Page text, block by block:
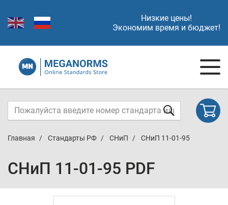
Низкие цены!
Экономим время и бюджет!
Главная Стандарты РФ СНиП СНиП 11-01-95
СНиП 11-01-95 PDF